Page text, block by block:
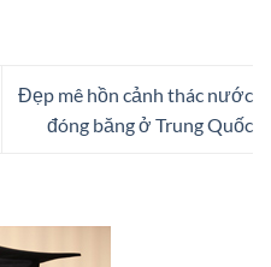
Đẹp mê hồn cảnh thác nước
đóng băng ở Trung Quốc